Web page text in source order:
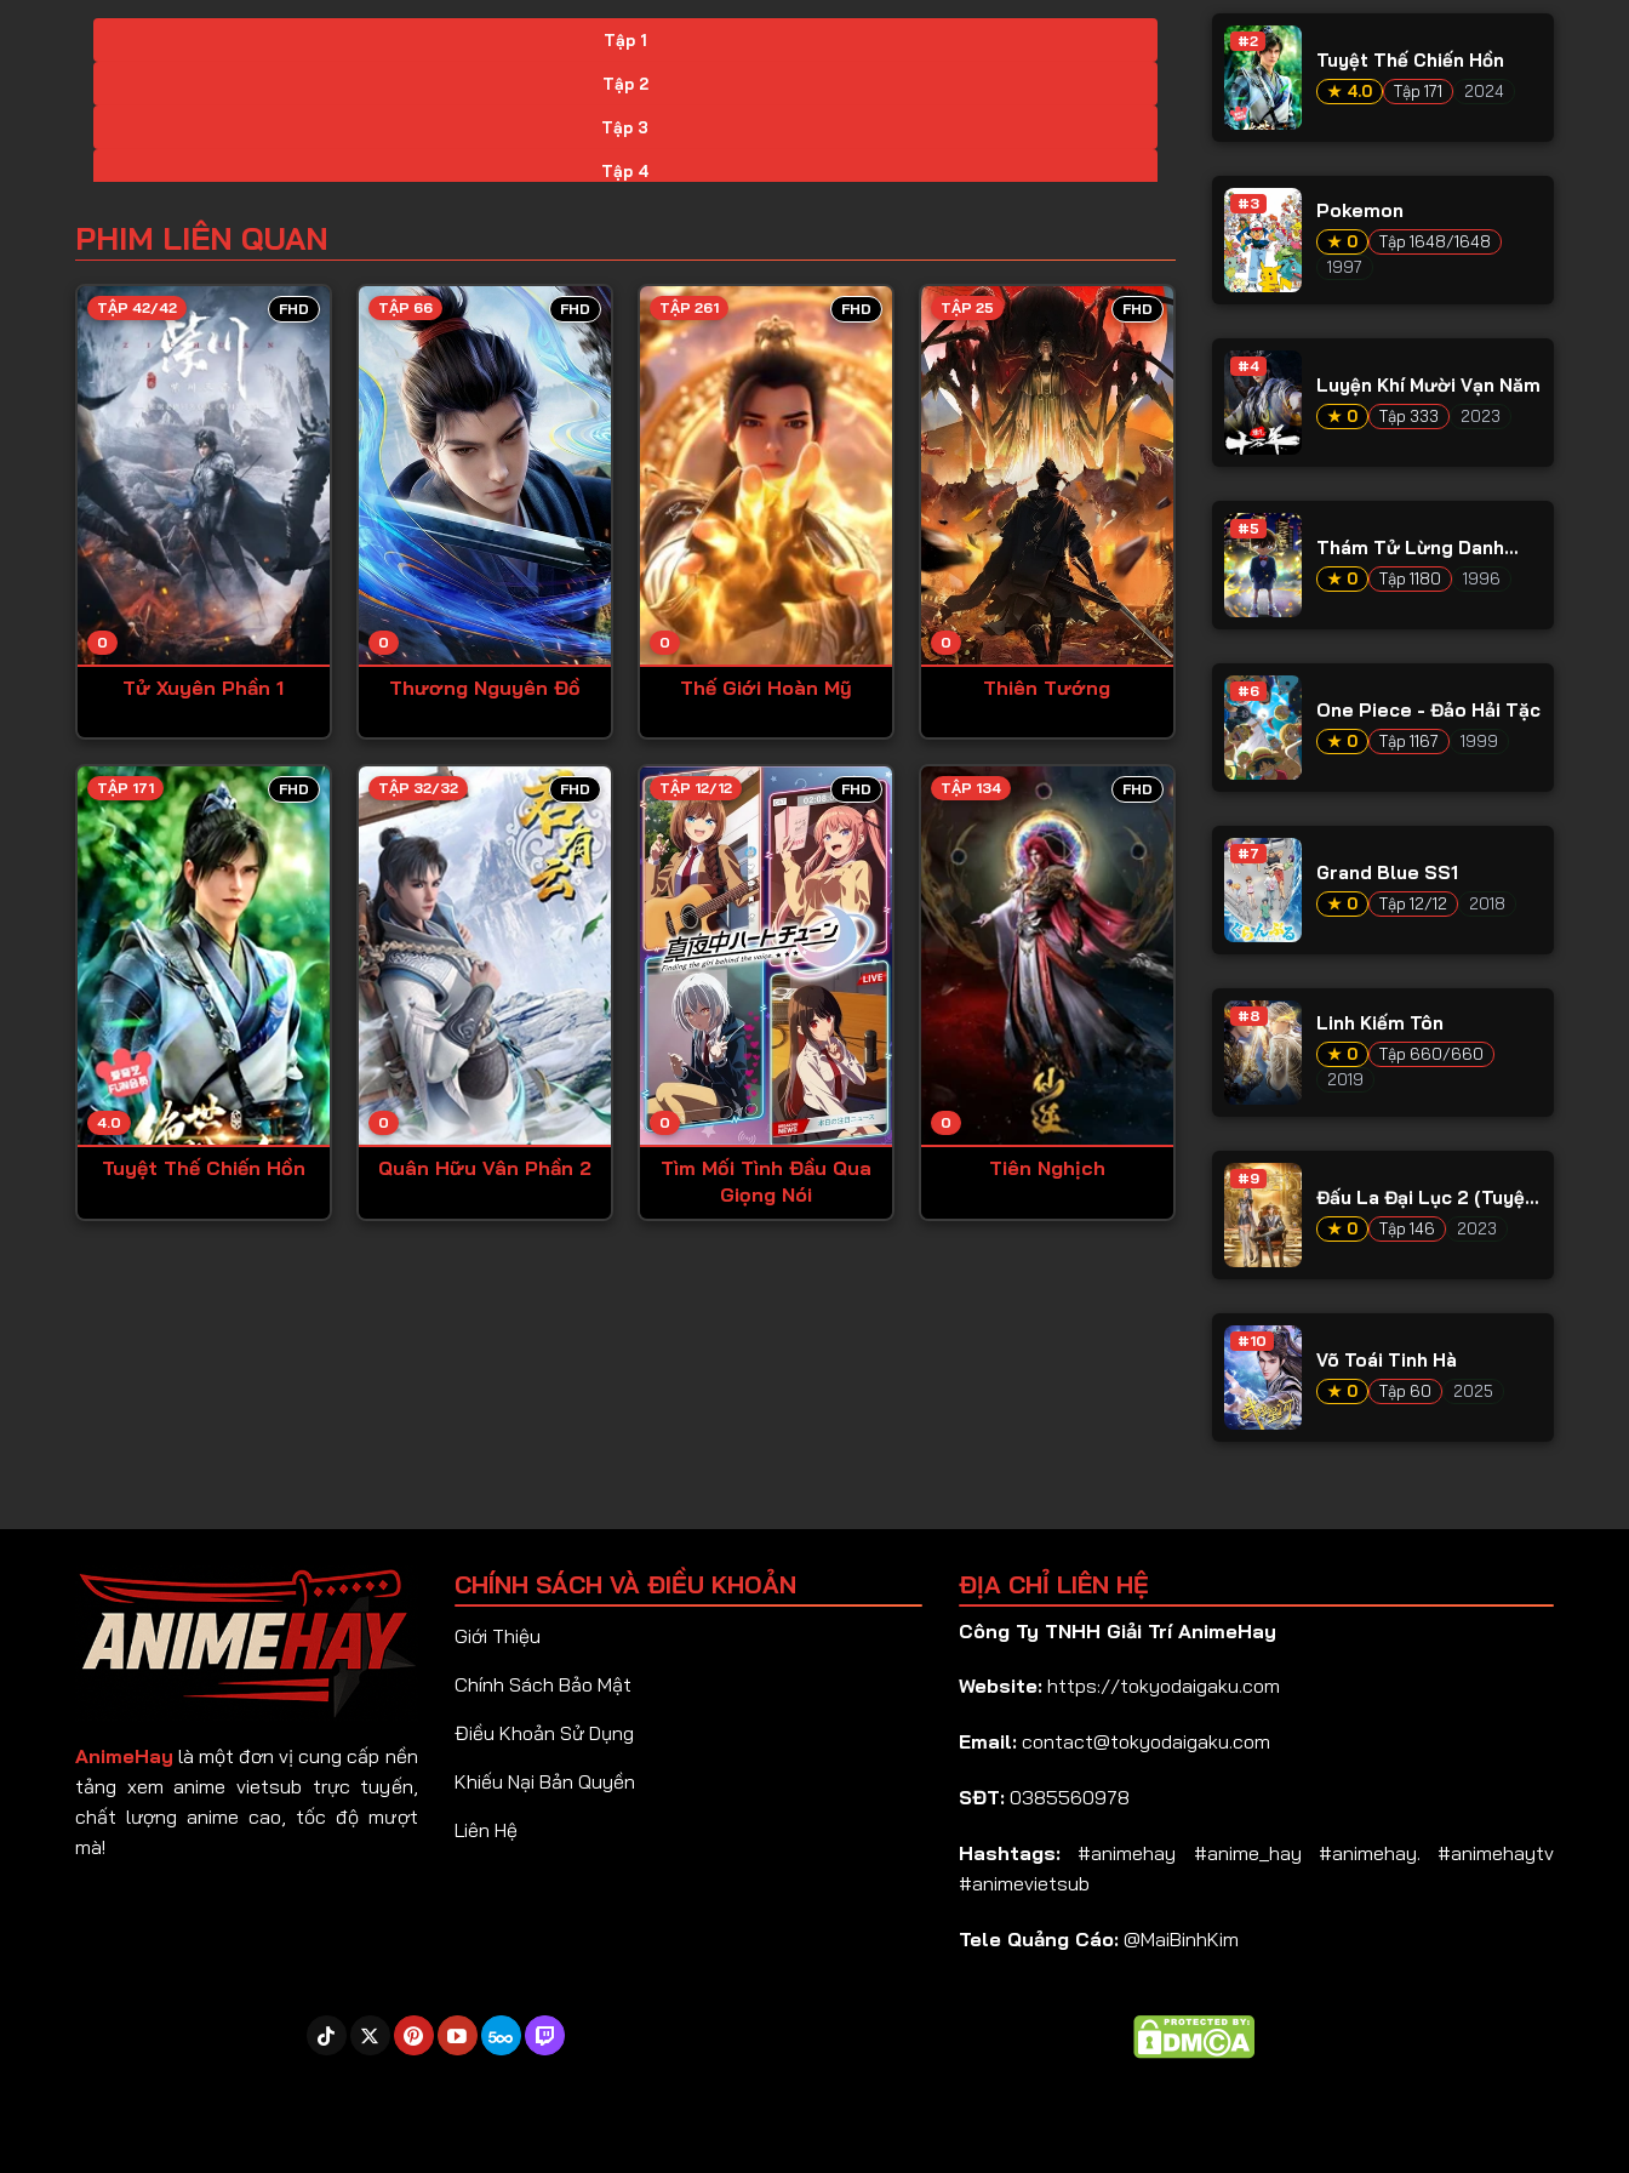
Tập 1
Tập 2
Tập 3
Tập 4
Tập 6
Tập 7
Tập 8
Tập 9
Tập 10
Tập 11
Tập 12
Tập 13
Tập 14
Tập 15
Tập 17
Tập 18
Tập 19
Tập 20
Tập 21
Tập 22
Tập 23
Tập 24
Tập 25
Tập 26
Tập 28
Tập 36
Tập 37
Tập 39
Tập 40
Tập 41
PHIM LIÊN QUAN
FHD
0
TẬP 42/42
Tử Xuyên Phần 1
FHD
0
TẬP 66
Thương Nguyên Đồ
FHD
0
TẬP 261
Thế Giới Hoàn Mỹ
FHD
0
TẬP 25
Thiên Tướng
FHD
4.0
TẬP 171
Tuyệt Thế Chiến Hồn
FHD
0
TẬP 32/32
Quân Hữu Vân Phần 2
FHD
0
TẬP 12/12
Tìm Mối Tình Đầu Qua
Giọng Nói
FHD
0
TẬP 134
Tiên Nghịch
#2
Tuyệt Thế Chiến Hồn
★ 4.0 Tập 171 2024
#3 Pokemon
★ 0
Tập 1648/1648
1997
#4
Luyện Khí Mười Vạn Năm
★ 0 Tập 333 2023
#5
Thám Tử Lừng Danh
Conan
★ 0 Tập 1180 1996
#6
One Piece - Đảo Hải Tặc
★ 0 Tập 1167 1999
#7
Grand Blue SS1
★ 0 Tập 12/12 2018
#8 Linh Kiếm Tôn
★ 0
Tập 660/660
2019
#9
Đấu La Đại Lục 2 (Tuyệt
Thế Đường Môn)
★ 0 Tập 146 2023
#10
Võ Toái Tinh Hà
★ 0 Tập 60 2025
AnimeHay là một đơn vị cung cấp nền
tảng xem anime vietsub trực tuyến,
chất lượng anime cao, tốc độ mượt
mà!
CHÍNH SÁCH VÀ ĐIỀU KHOẢN
Giới Thiệu
Chính Sách Bảo Mật
Điều Khoản Sử Dụng
Khiếu Nại Bản Quyền
Liên Hệ
ĐỊA CHỈ LIÊN HỆ
Công Ty TNHH Giải Trí AnimeHay
Website: https://tokyodaigaku.com
Email: contact@tokyodaigaku.com
SĐT: 0385560978
Hashtags: #animehay #anime_hay #animehay. #animehaytv
#animevietsub
Tele Quảng Cáo: @MaiBinhKim